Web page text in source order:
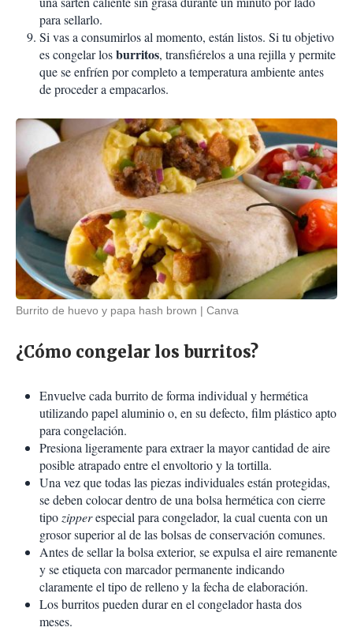
para sellarlo.
Si vas a consumirlos al momento, están listos. Si tu objetivo
es congelar losburritos, transfiérelos a una rejilla y permite
que se enfríen por completo a temperatura ambiente antes
de proceder a empacarlos.
Burrito de huevo y papa hash brown Canva
¿Cómo congelar los burritos?
Envuelve cada burrito de forma individual y hermética
utilizando papel aluminio o, en su defecto, film plástico apto
para congelación.
Presiona ligeramente para extraer la mayor cantidad de aire
posible atrapado entre el envoltorio y la tortilla.
Una vez que todas las piezas individuales están protegidas,
se deben colocar dentro de una bolsa hermética con cierre
tipozipperespecial para congelador, la cual cuenta con un
grosor superior al de las bolsas de conservación comunes.
Antes de sellar la bolsa exterior, se expulsa el aire remanente
y se etiqueta con marcador permanente indicando
claramente el tipo de relleno y la fecha de elaboración.
Los burritos pueden durar en el congelador hasta dos
meses.